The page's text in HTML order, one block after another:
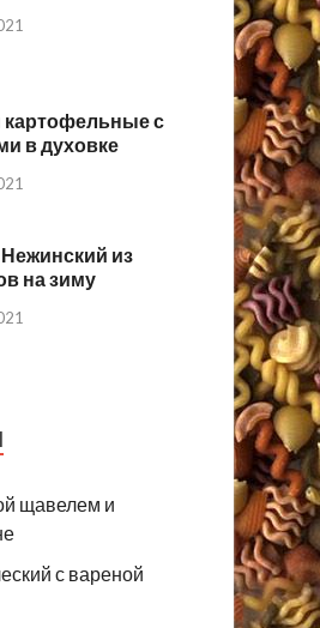
картофельные с
в духовке
из
на зиму
щавелем и
с вареной